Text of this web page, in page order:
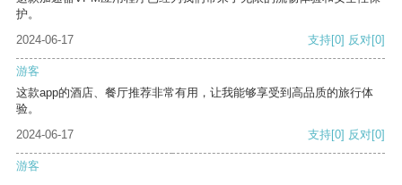
护。
2024-06-17
支持[0] 反对[0]
游客
这款app的酒店、餐厅推荐非常有用，让我能够享受到高品质的旅行体
验。
2024-06-17
支持[0] 反对[0]
游客